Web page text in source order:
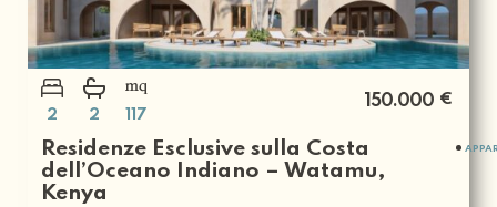
2 2 117
150.000 €
Residenze Esclusive sulla Costa
dell’Oceano Indiano – Watamu,
Kenya